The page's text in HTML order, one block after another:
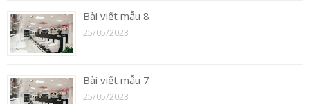
Bài viết mẫu 8
25/05/2023
Bài viết mẫu 7
25/05/2023